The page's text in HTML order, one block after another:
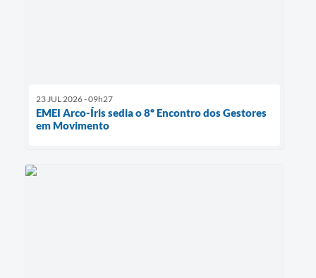
23 JUL 2026 - 09h27
EMEI Arco-Íris sedia o 8º Encontro dos Gestores
em Movimento